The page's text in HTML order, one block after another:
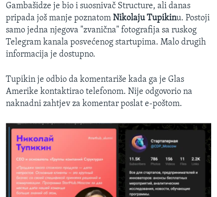
Gambašidze je bio i suosnivač Structure, ali danas
pripada još manje poznatom Nikolaju Tupikinu. Postoji
samo jedna njegova "zvanična" fotografija sa ruskog
Telegram kanala posvećenog startupima. Malo drugih
informacija je dostupno.
Tupikin je odbio da komentariše kada ga je Glas
Amerike kontaktirao telefonom. Nije odgovorio na
naknadni zahtjev za komentar poslat e-poštom.